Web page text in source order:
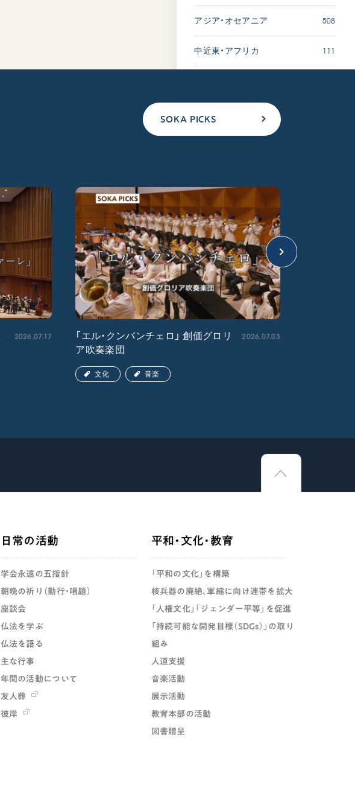
アジア・オセアニア 508
中近東・アフリカ 111
SOKA PICKS
2026.07.17
「エル・クンバンチェロ」 創価グロリ
ア吹奏楽団
2026.07.03
文化 音楽
日常の活動
学会永遠の五指針
朝晩の祈り（勤行・唱題）
座談会
仏法を学ぶ
仏法を語る
主な行事
年間の活動について
友人葬
彼岸
平和・文化・教育
「平和の文化」を構築
核兵器の廃絶、軍縮に向け連帯を拡大
「人権文化」「ジェンダー平等」を促進
「持続可能な開発目標（SDGs）」の取り
組み
人道支援
音楽活動
展示活動
教育本部の活動
図書贈呈